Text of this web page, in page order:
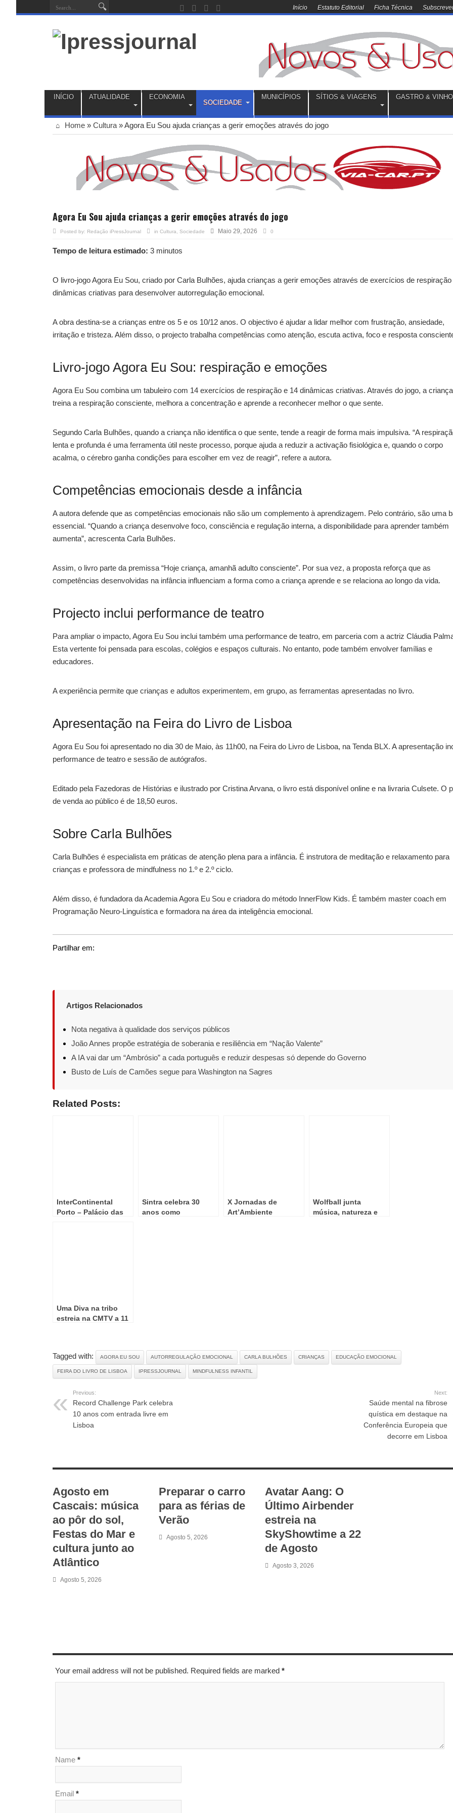
Início Estatuto Editorial Ficha Técnica
INÍCIO ATUALIDADE ECONOMIA
SOCIEDADE
MUNICÍPIOS SÍTIOS & VIAGENS GASTRO &
Home » Cultura »Agora Eu Sou ajuda crianças a gerir emoções através do jogo
Agora Eu Sou ajuda crianças a gerir emoções através do jogo
Posted by: Redação iPressJournal in Cultura Sociedade Maio 29, 2026 0
Tempo de leitura estimado: 3 minutos
O livro-jogo Agora Eu Sou, criado por Carla Bulhões, ajuda crianças a gerir emoções através de exercícios de respiração
dinâmicas criativas para desenvolver autorregulação emocional.
A obra destina-se a crianças entre os 5 e os 10/12 anos. O objectivo é ajudar a lidar melhor com frustração, ansiedade,
irritação e tristeza. Além disso, o projecto trabalha competências como atenção, escuta activa, foco e resposta
Livro-jogo Agora Eu Sou: respiração e emoções
Agora Eu Sou combina um tabuleiro com 14 exercícios de respiração e 14 dinâmicas criativas. Através do jogo, a criança
treina a respiração consciente, melhora a concentração e aprende a reconhecer melhor o que sente.
Segundo Carla Bulhões, quando a criança não identifica o que sente, tende a reagir de forma mais impulsiva. “A
lenta e profunda é uma ferramenta útil neste processo, porque ajuda a reduzir a activação fisiológica e, quando o corpo
acalma, o cérebro ganha condições para escolher em vez de reagir”, refere a autora.
Competências emocionais desde a infância
A autora defende que as competências emocionais não são um complemento à aprendizagem. Pelo contrário, são uma
essencial. “Quando a criança desenvolve foco, consciência e regulação interna, a disponibilidade para aprender também
aumenta”, acrescenta Carla Bulhões.
Assim, o livro parte da premissa “Hoje criança, amanhã adulto consciente”. Por sua vez, a proposta reforça que as
competências desenvolvidas na infância influenciam a forma como a criança aprende e se relaciona ao longo da vida.
Projecto inclui performance de teatro
Para ampliar o impacto, Agora Eu Sou inclui também uma performance de teatro, em parceria com a actriz Cláudia
Esta vertente foi pensada para escolas, colégios e espaços culturais. No entanto, pode também envolver famílias e
educadores.
A experiência permite que crianças e adultos experimentem, em grupo, as ferramentas apresentadas no livro.
Apresentação na Feira do Livro de Lisboa
Agora Eu Sou foi apresentado no dia 30 de Maio, às 11h00, na Feira do Livro de Lisboa, na Tenda BLX. A apresentação
performance de teatro e sessão de autógrafos.
Editado pela Fazedoras de Histórias e ilustrado por Cristina Arvana, o livro está disponível online e na livraria Culsete. O
de venda ao público é de 18,50 euros.
Sobre Carla Bulhões
Carla Bulhões é especialista em práticas de atenção plena para a infância. É instrutora de meditação e relaxamento para
crianças e professora de mindfulness no 1.º e 2.º ciclo.
Além disso, é fundadora da Academia Agora Eu Sou e criadora do método InnerFlow Kids. É também master coach em
Programação Neuro-Linguística e formadora na área da inteligência emocional.
Partilhar em:
Artigos Relacionados
Nota negativa à qualidade dos serviços públicos
João Annes propõe estratégia de soberania e resiliência em “Nação Valente”
A IA vai dar um “Ambrósio” a cada português e reduzir despesas só depende do Governo
Busto de Luís de Camões segue para Washington na Sagres
Related Posts:
InterContinental
Porto – Palácio das
Sintra celebra 30
anos como
X Jornadas de
Art’Ambiente
Wolfball junta
música, natureza e
Uma Diva na tribo
estreia na CMTV a 11
Tagged with: AGORA EU SOU AUTORREGULAÇÃO EMOCIONAL CARLA BULHÕES CRIANÇAS EDUCAÇÃO EMOCIONAL
FEIRA DO LIVRO DE LISBOA IPRESSJOURNAL MINDFULNESS INFANTIL
Previous:
Record Challenge Park celebra
10 anos com entrada livre em
Lisboa
Next:
Saúde mental na fibrose
quística em destaque na
Conferência Europeia que
decorre em Lisboa
Agosto em
Cascais: música
ao pôr do sol,
Festas do Mar e
cultura junto ao
Atlântico
Agosto 5, 2026
Preparar o carro
para as férias de
Verão
Agosto 5, 2026
Avatar Aang: O
Último Airbender
estreia na
SkyShowtime a 22
de Agosto
Agosto 3, 2026
Your email address will not be published. Required fields are marked *
Name *
Email *